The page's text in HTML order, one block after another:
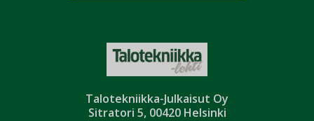
Talotekniikka-Julkaisut Oy
Sitratori 5, 00420 Helsinki